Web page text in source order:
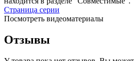
Страница серии
Посмотреть видеоматериалы
Отзывы